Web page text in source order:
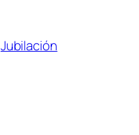
Jubilación